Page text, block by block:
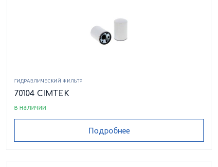
ГИДРАВЛИЧЕСКИЙ ФИЛЬТР
70104 CIMTEK
в наличии
Подробнее